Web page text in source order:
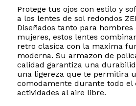
Protege tus ojos con estilo y
a los lentes de sol redondos
Diseñados tanto para
mujeres, estos lentes
retro clasica con la maxima
moderna. Su armazon de
calidad garantiza una
una ligereza que te permitira
comodamente durante todo el
actividades al aire libre.